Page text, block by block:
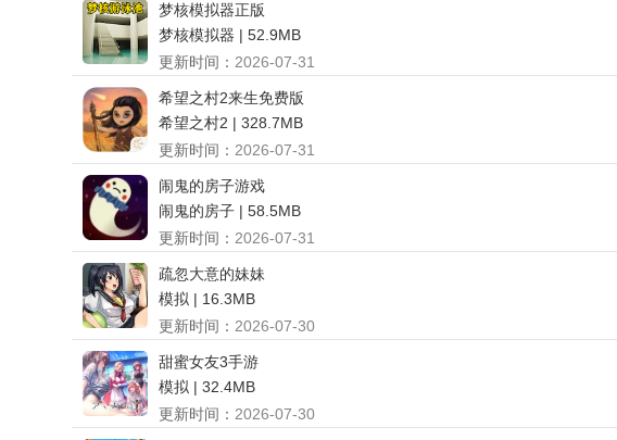
梦核模拟器正版
梦核模拟器 | 52.9MB
更新时间： 2026-07-31
希望之村2来生免费版
希望之村2 | 328.7MB
更新时间： 2026-07-31
闹鬼的房子游戏
闹鬼的房子 | 58.5MB
更新时间： 2026-07-31
疏忽大意的妹妹
模拟 | 16.3MB
更新时间： 2026-07-30
甜蜜女友3手游
模拟 | 32.4MB
更新时间： 2026-07-30